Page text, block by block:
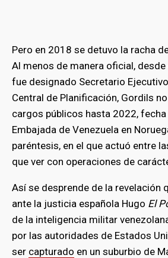
Pero en 2018 se detuvo la racha
Al menos de manera oficial, desde
fue designado Secretario
Central de Planificación, Gordils
cargos públicos hasta 2022,
Embajada de Venezuela en
paréntesis, en el que actuó entre
que ver con operaciones de
Así se desprende de la revelación
ante la justicia española Hugo El
de la inteligencia militar
por las autoridades de Estados
ser capturado en un suburbio de